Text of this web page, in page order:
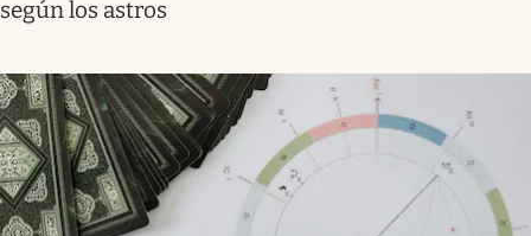
según los astros